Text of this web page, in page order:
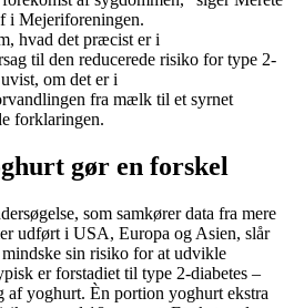
i Mejeriforeningen.
hvad det præcist er i
til den reducerede risiko for type 2-
om det er i
fra mælk til et syrnet
forklaringen.
gør en forskel
som samkører data fra mere
udført i USA, Europa og Asien, slår
sin risiko for at udvikle
er forstadiet til type 2-diabetes –
af yoghurt. Èn portion yoghurt ekstra